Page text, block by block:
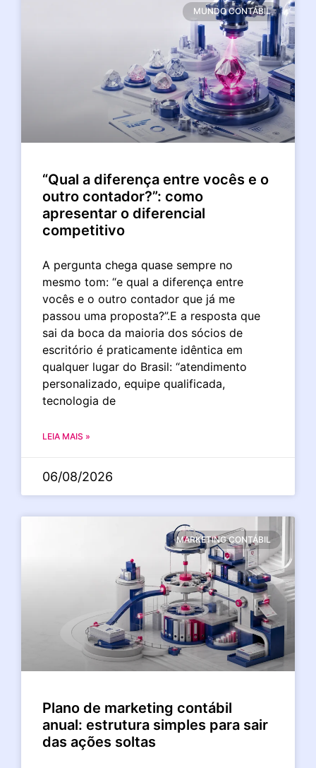
MUNDO CONTÁBIL
“Qual a diferença entre vocês e o
outro contador?”: como
apresentar o diferencial
competitivo
A pergunta chega quase sempre no
mesmo tom: “e qual a diferença entre
vocês e o outro contador que já me
passou uma proposta?”.E a resposta que
sai da boca da maioria dos sócios de
escritório é praticamente idêntica em
qualquer lugar do Brasil: “atendimento
personalizado, equipe qualificada,
tecnologia de
LEIA MAIS »
06/08/2026
MARKETING CONTÁBIL
Plano de marketing contábil
anual: estrutura simples para sair
das ações soltas